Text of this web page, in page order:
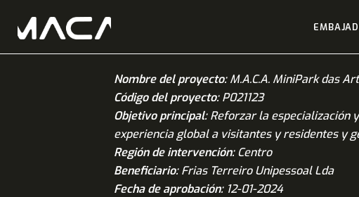
ESG
Nombre del proyecto:M.A.C.A. MiniPark das
Código del proyecto:P021123
Objetivo principal:Reforzar la especialización
experiencia global a visitantes y residentes y
Región de intervención:Centro
Beneficiario:Frias Terreiro Unipessoal Lda
Fecha de aprobación:12-01-2024